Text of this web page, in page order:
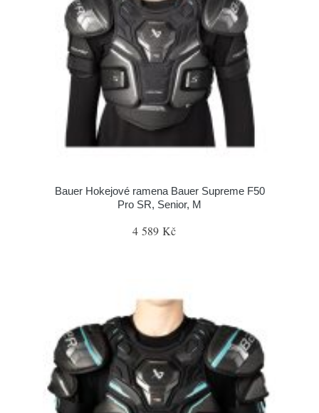
Bauer Hokejové ramena Bauer Supreme F50
Pro SR, Senior, M
4 589 Kč